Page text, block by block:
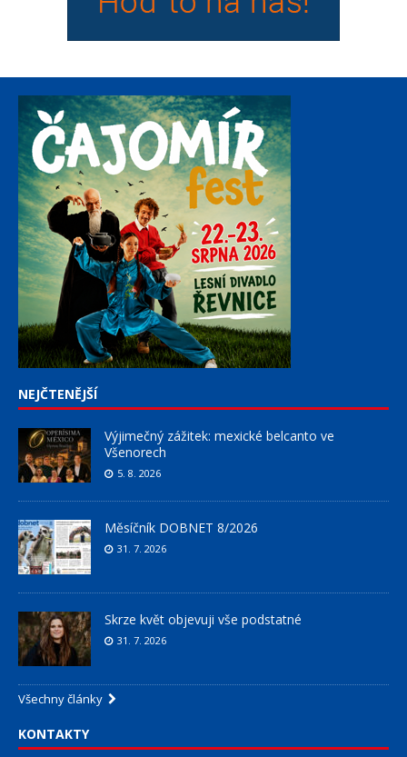
NEJČTENĚJŠÍ
Výjimečný zážitek: mexické belcanto ve
Všenorech
5. 8. 2026
Měsíčník DOBNET 8/2026
31. 7. 2026
Skrze květ objevuji vše podstatné
31. 7. 2026
Všechny články
KONTAKTY